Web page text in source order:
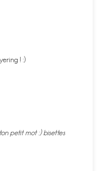
! :)
petit mot :) bisettes